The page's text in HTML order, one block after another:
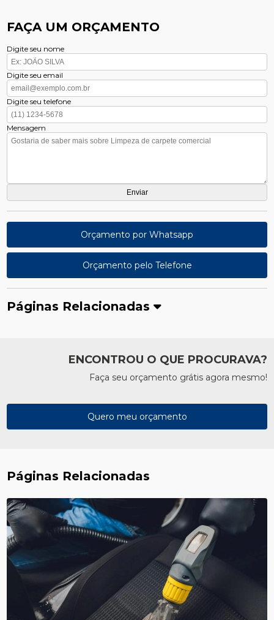
FAÇA UM ORÇAMENTO
Digite seu nome
Digite seu email
Digite seu telefone
Mensagem
Orçamento por Whatsapp
Orçamento pelo Telefone
Páginas Relacionadas
ENCONTROU O QUE PROCURAVA?
Faça seu orçamento grátis agora mesmo!
Quero meu orçamento
Páginas Relacionadas